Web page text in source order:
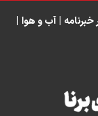
| آب و هوا |